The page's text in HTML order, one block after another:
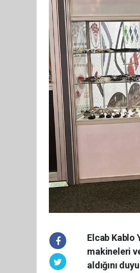
Elcab Kablo
makineleri
aldığını